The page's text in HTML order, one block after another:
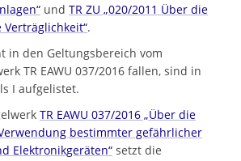
und TR ZU „020/2011 Über die
.
in den Geltungsbereich vom
TR EAWU 037/2016 fallen, sind in
I aufgelistet.
TR EAWU 037/2016 „Über die
bestimmter gefährlicher
Elektronikgeräten“ setzt die